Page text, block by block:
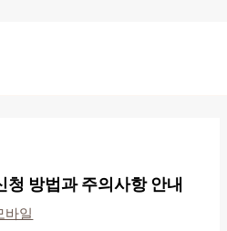
청 방법과 주의사항 안내
바일